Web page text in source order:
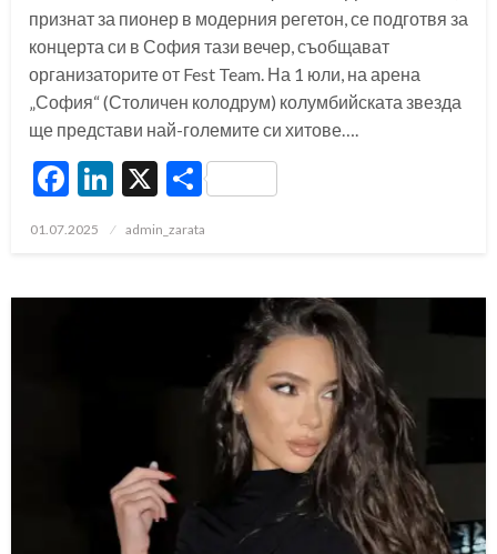
признат за пионер в модерния регетон, се подготвя за
концерта си в София тази вечер, съобщават
организаторите от Fest Team. На 1 юли, на арена
„София“ (Столичен колодрум) колумбийската звезда
ще представи най-големите си хитове….
Facebook
LinkedIn
X Share
Posted
01.07.2025 admin_zarata